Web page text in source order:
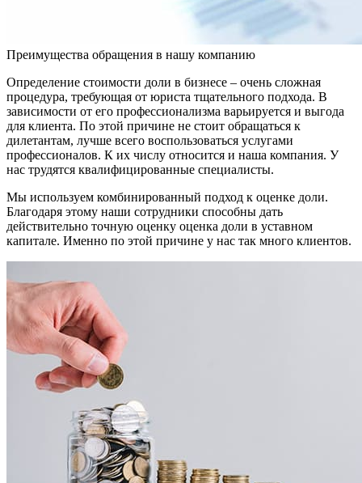
Преимущества обращения в нашу компанию
Определение стоимости доли в бизнесе – очень сложная
процедура, требующая от юриста тщательного подхода. В
зависимости от его профессионализма варьируется и выгода
для клиента. По этой причине не стоит обращаться к
дилетантам, лучше всего воспользоваться услугами
профессионалов. К их числу относится и наша компания. У
нас трудятся квалифицированные специалисты.
Мы используем комбинированный подход к оценке доли.
Благодаря этому наши сотрудники способны дать
действительно точную оценку оценка доли в уставном
капитале. Именно по этой причине у нас так много клиентов.